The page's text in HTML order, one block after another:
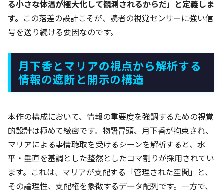
る小さな体温が極大化して観測されるからだ」と定義しま
す。 この落差の設計こそが、読者の視覚センサーに強い信
号を送り続ける要因なのです。
月下香とマリアの視点から解析する
情報の遮断と開示の構造
本作の構成において、情報の重要度を強調するための視覚
的設計は極めて緻密です。物語冒頭、月下香が拘束され、
マリアによる事情聴取を受けるシーンを解析すると、水
平・垂直を基調とした整然としたコマ割りが採用されてい
ます。これは、マリアが支配する「管理された空間」と、
その論理性、支配権を象徴するデータ配列です。一方で、